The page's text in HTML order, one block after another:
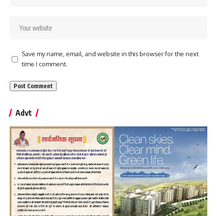
Save my name, email, and website in this browser for the next
time I comment.
Advt